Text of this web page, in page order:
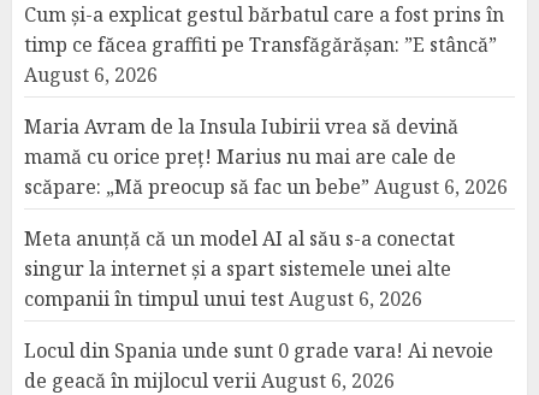
Cum și-a explicat gestul bărbatul care a fost prins în
timp ce făcea graffiti pe Transfăgărășan: ”E stâncă”
August 6, 2026
Maria Avram de la Insula Iubirii vrea să devină
mamă cu orice preț! Marius nu mai are cale de
scăpare: „Mă preocup să fac un bebe” August 6, 2026
Meta anunță că un model AI al său s-a conectat
singur la internet și a spart sistemele unei alte
companii în timpul unui testAugust 6, 2026
Locul din Spania unde sunt 0 grade vara! Ai nevoie
de geacă în mijlocul veriiAugust 6, 2026